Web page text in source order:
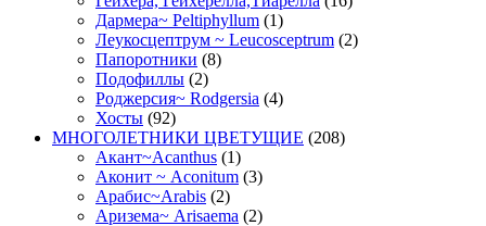
Дармера~ Peltiphyllum (1)
Леукосцептрум ~ Leucosceptrum (2)
Папоротники (8)
Подофиллы (2)
Роджерсия~ Rodgersia (4)
Хосты (92)
МНОГОЛЕТНИКИ ЦВЕТУЩИЕ (208)
Акант~Acanthus (1)
Аконит ~ Aconitum (3)
Арабис~Arabis (2)
Аризема~ Arisaema (2)